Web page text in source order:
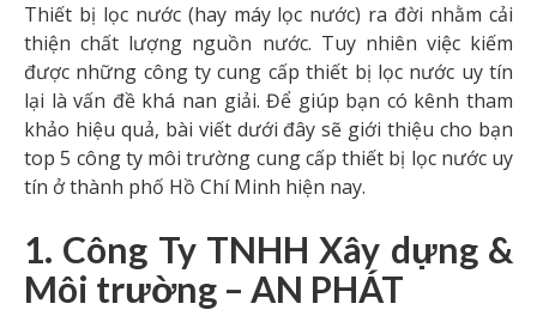
Thiết bị lọc nước (hay máy lọc nước) ra đời nhằm cải
thiện chất lượng nguồn nước. Tuy nhiên việc kiếm
được những công ty cung cấp thiết bị lọc nước uy tín
lại là vấn đề khá nan giải. Để giúp bạn có kênh tham
khảo hiệu quả, bài viết dưới đây sẽ giới thiệu cho bạn
top 5 công ty môi trường cung cấp thiết bị lọc nước uy
tín ở thành phố Hồ Chí Minh hiện nay.
1. Công Ty TNHH Xây dựng &
Môi trường – AN PHÁT